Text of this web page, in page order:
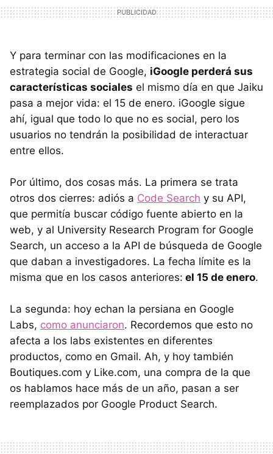
Y para terminar con las modificaciones en la
estrategia social de Google, iGoogle perderá sus
características sociales el mismo día en que Jaiku
pasa a mejor vida: el 15 de enero. iGoogle sigue
ahí, igual que todo lo que no es social, pero los
usuarios no tendrán la posibilidad de interactuar
entre ellos.
Por último, dos cosas más. La primera se trata
otros dos cierres: adiós a Code Search y su API,
que permitía buscar código fuente abierto en la
web, y al University Research Program for Google
Search, un acceso a la API de búsqueda de Google
que daban a investigadores. La fecha límite es la
misma que en los casos anteriores: el 15 de enero.
La segunda: hoy echan la persiana en Google
Labs, como anunciaron. Recordemos que esto no
afecta a los labs existentes en diferentes
productos, como en Gmail. Ah, y hoy también
Boutiques.com y Like.com, una compra de la que
os hablamos hace más de un año, pasan a ser
reemplazados por Google Product Search.